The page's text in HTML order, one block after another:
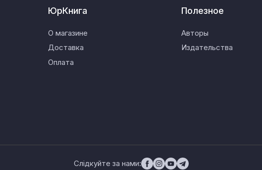
ЮрКнига
О магазине
Доставка
Оплата
Полезное
Авторы
Издательства
Слідкуйте за нами: